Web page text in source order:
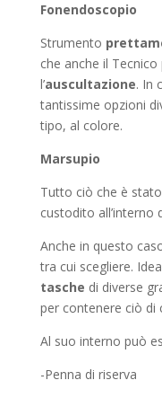
Fonendoscopio
Strumento
che anche il
l’auscultazione. In
tantissime opzioni
tipo, al colore.
Marsupio
Tutto ciò che è
custodito all’interno
Anche in questo
tra cui scegliere.
tasche di diverse
per contenere ciò di
Al suo interno può
-Penna di riserva